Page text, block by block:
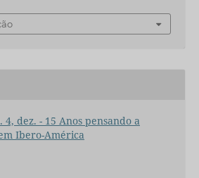
4, dez. - 15 Anos pensando a
Ibero-América